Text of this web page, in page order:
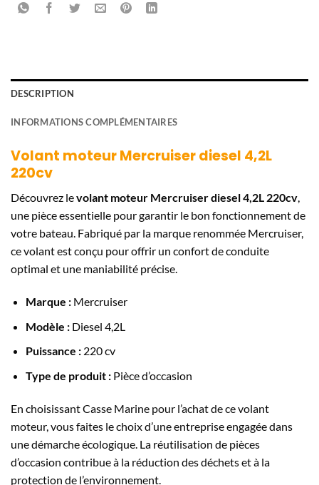
DESCRIPTION
INFORMATIONS COMPLÉMENTAIRES
Volant moteur Mercruiser diesel 4,2L
220cv
Découvrez levolant moteur Mercruiser diesel 4,2L 220cv,
une pièce essentielle pour garantir le bon fonctionnement de
votre bateau. Fabriqué par la marque renommée Mercruiser,
ce volant est conçu pour offrir un confort de conduite
optimal et une maniabilité précise.
Marque :Mercruiser
Modèle :Diesel 4,2L
Puissance :220 cv
Type de produit :Pièce d’occasion
En choisissant Casse Marine pour l’achat de ce volant
moteur, vous faites le choix d’une entreprise engagée dans
une démarche écologique. La réutilisation de pièces
d’occasion contribue à la réduction des déchets et à la
protection de l’environnement.